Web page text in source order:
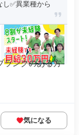
し✅異業種から
ランクのある方
気になる